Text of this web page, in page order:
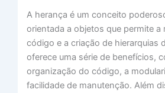
A herança é um conceito
orientada a objetos que permite a
código e a criação de hierarquias
oferece uma série de benefícios,
organização do código, a
facilidade de manutenção. Além